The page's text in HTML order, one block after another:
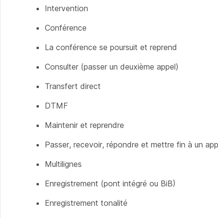
Intervention
Conférence
La conférence se poursuit et reprend
Consulter (passer un deuxième appel)
Transfert direct
DTMF
Maintenir et reprendre
Passer, recevoir, répondre et mettre fin à un
Multilignes
Enregistrement (pont intégré ou BiB)
Enregistrement tonalité